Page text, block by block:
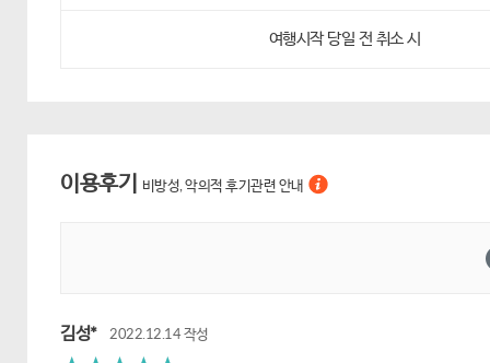
여행시작 당일 전 취소 시
이용후기 비방성, 악의적 후기관련 안내
김성* 2022.12.14 작성